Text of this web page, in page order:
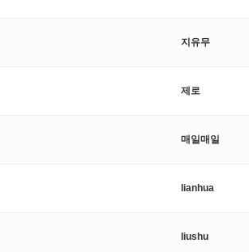
지유무
제로
매일매일
lianhua
liushu